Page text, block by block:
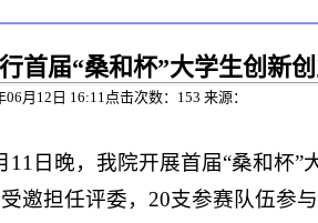
届“桑和杯”大学生创新
月12日 16:11点击次数： 153 来源：
日晚，我院开展首届“桑和杯”
邀担任评委，20支参赛队伍参